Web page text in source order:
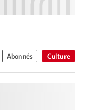
Culture
Abonnés